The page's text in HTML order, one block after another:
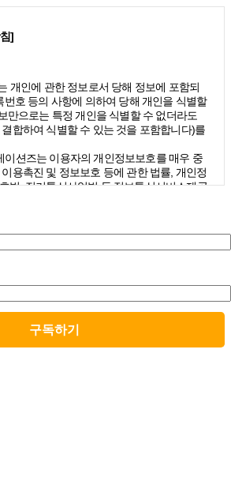
]
개인에 관한 정보로서 당해 정보에 포함되
번호 등의 사항에 의하여 당해 개인을 식별할
만으로는 특정 개인을 식별할 수 없더라도
합하여 식별할 수 있는 것을 포함합니다)를
이션즈는 이용자의 개인정보보호를 매우 중
용촉진 및 정보보호 등에 관한 법률, 개인정
법, 전기통신사업법 등 정보통신서비스제공
하여 이용자가 제공하는 개인정보가 어떠한
려드립니다.
필요한 절차를 정하고 있으며, 개인정보처
사회적 변화에 맞게 변경할 수 있습니다. 그
을 개정하는 경우 버전번호 등을 부여하여
서 쉽게 알아볼 수 있도록 하고 있습니다.
항목 및 수집방법